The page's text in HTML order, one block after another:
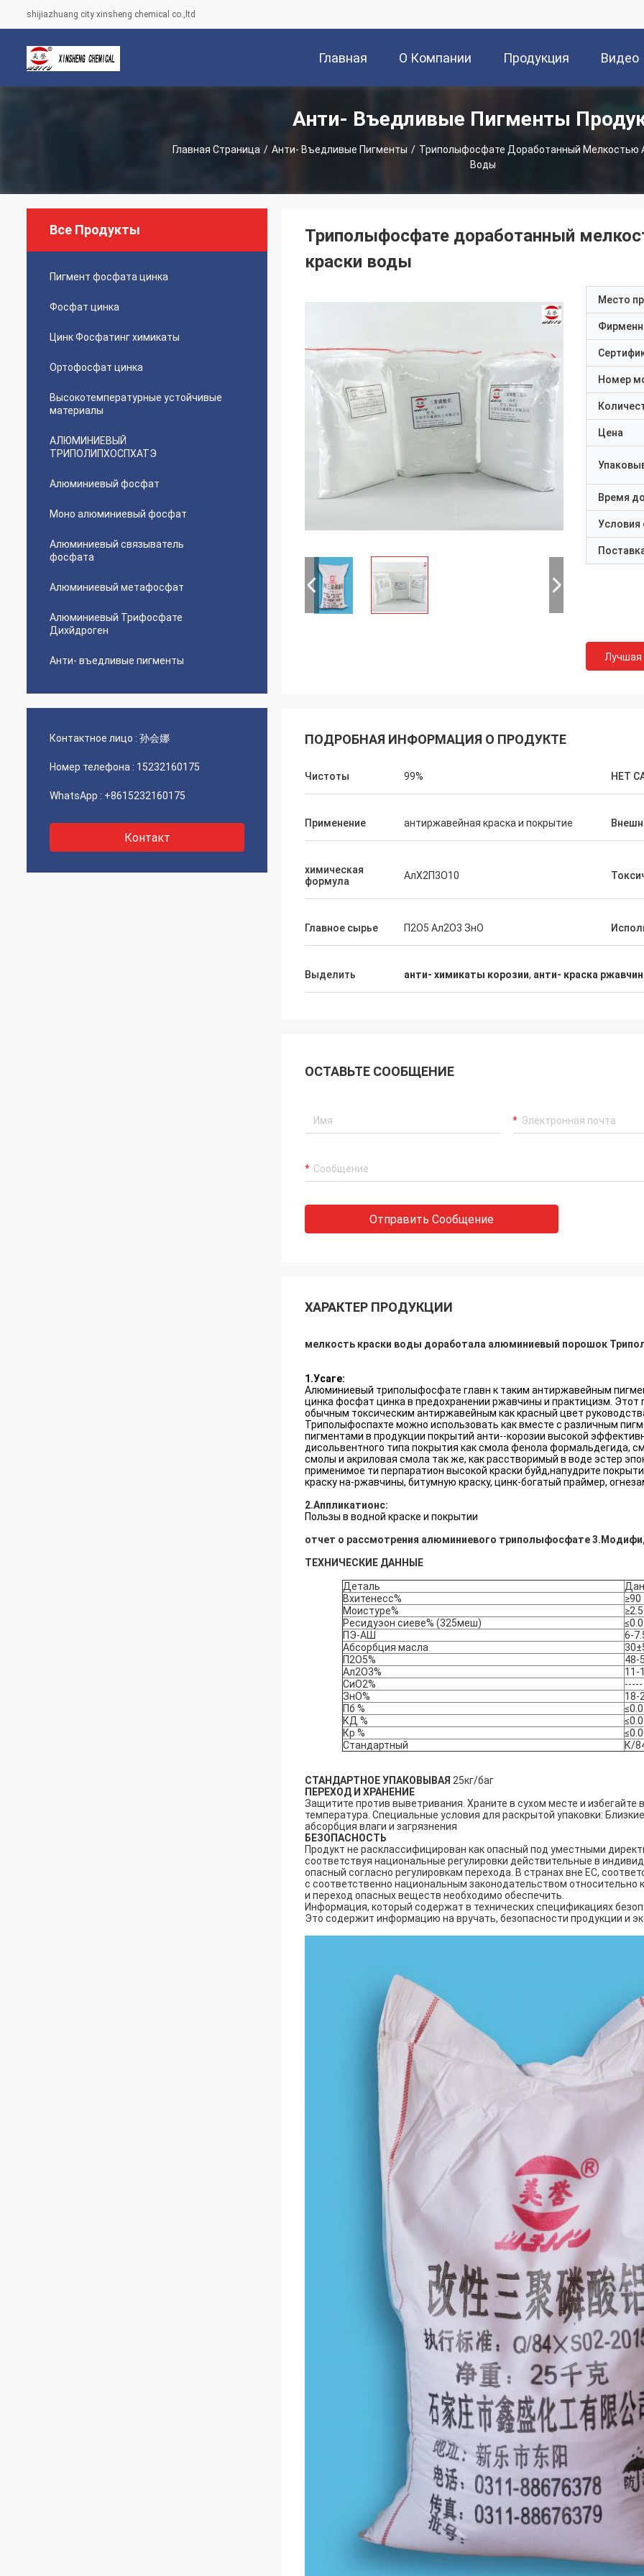
shijiazhuang city xinsheng chemical co.,ltd
Главная
Страница
О Компании Продукция Видео
Анти- Въедливые Пигменты
Главная Страница / Анти- Въедливые Пигменты / Триполыфосфате Доработанный
Воды
Все Продукты
Пигмент фосфата цинка
Фосфат цинка
Цинк Фосфатинг химикаты
Ортофосфат цинка
Высокотемпературные устойчивые
материалы
АЛЮМИНИЕВЫЙ
ТРИПОЛИПХОСПХАТЭ
Алюминиевый фосфат
Моно алюминиевый фосфат
Алюминиевый связыватель
фосфата
Алюминиевый метафосфат
Алюминиевый Трифосфате
Дихйдроген
Анти- въедливые пигменты
Контактное лицо : 孙会娜
Номер телефона : 15232160175
WhatsApp : +8615232160175
Контакт
Триполыфосфате доработанный
краски воды
Место
Номер
Цена
Время
Условия
Лучшая
ПОДРОБНАЯ ИНФОРМАЦИЯ О ПРОДУКТЕ
Чистоты 99% НЕТ
Применение антиржавейная краска и покрытие
химическая
формула
АлХ2П3О10
Главное сырье П2О5 Ал2О3 ЗнО
Выделить анти- химикаты корозии, анти- краска
ОСТАВЬТЕ СООБЩЕНИЕ
Отправить Сообщение
ХАРАКТЕР ПРОДУКЦИИ
мелкость краски воды доработала алюминиевый порошок
1.Усаге:
Алюминиевый триполыфосфате главн к таким антиржавейным
цинка фосфат цинка в предохранении ржавчины и практицизм. Этот
обычным токсическим антиржавейным как красный цвет
Триполыфоспахте можно использовать как вместе с различным
пигментами в продукции покрытий анти--корозии высокой
дисольвентного типа покрытия как смола фенола формальдегида,
смолы и акриловая смола так же, как расстворимый в воде эстер
применимое ти перпаратион высокой краски буйд,напудрите
краску на-ржавчины, битумную краску, цинк-богатый праймер,
2.Аппликатионс:
Пользы в водной краске и покрытии
отчет о рассмотрения алюминиевого триполыфосфате
ТЕХНИЧЕСКИЕ ДАННЫЕ
Деталь
Вхитенесс%
≥90
Моистуре%
≥2.5
Ресидуэон сиеве% (325меш)
ПЭ-АШ
6-
Абсорбция масла
П2О5%
48-
Ал2О3%
11-
СиО2%
-----
ЗнО%
18-
Пб %
КД %
Кр %
Стандартный
К/
СТАНДАРТНОЕ УПАКОВЫВАЯ 25кг/баг
ПЕРЕХОД И ХРАНЕНИЕ
Защитите против выветривания. Храните в сухом месте и избегайте
температура. Специальные условия для раскрытой упаковки:
абсорбция влаги и загрязнения
БЕЗОПАСНОСТЬ
Продукт не расклассифицирован как опасный под уместными
соответствуя национальные регулировки действительные в
опасный согласно регулировкам перехода. В странах вне ЕС,
с соответственно национальным законодательством относительно
и переход опасных веществ необходимо обеспечить.
Информация, который содержат в технических спецификациях
Это содержит информацию на вручать, безопасности продукции и